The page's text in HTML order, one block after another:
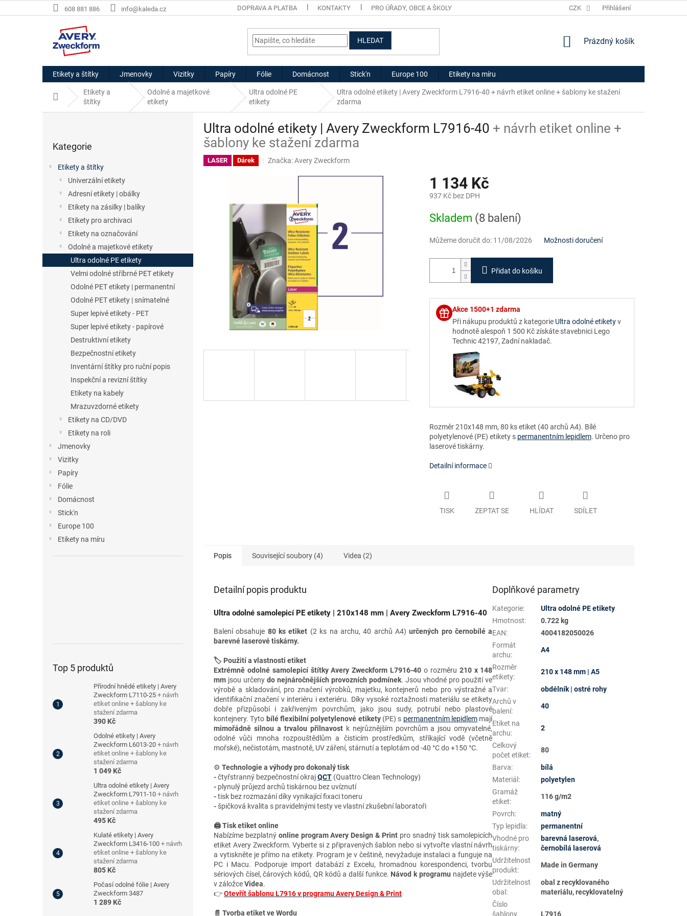
na
608 881 886 info@kaleda.cz DOPRAVA A PLATBA KONTAKTY PRO ÚŘADY, OBCE A ŠKOLY HODNOCENÍ OBCHODU
CZK Přihlášení
HLEDAT
NÁKUPNÍ
Prázdný košík
Etikety a štítky Jmenovky Vizitky Papíry Fólie Domácnost Stick'n Europe 100 Etikety na míru
Domů
Etikety a
štítky
Odolné a majetkové
etikety
Ultra odolné PE
etikety
Ultra odolné etikety | Avery Zweckform L7916-40+ návrh etiket online + šablony ke stažení
zdarma
e
l
kategorie
Kategorie
Etikety a štítky
Univerzální etikety
Adresní etikety | obálky
Etikety na zásilky | balíky
Etikety pro archivaci
Etikety na označování
Odolné a majetkové etikety
Ultra odolné PE etikety
Velmi odolné stříbrné PET etikety
Odolné PET etikety | permanentní
Odolné PET etikety | snímatelné
Super lepivé etikety - PET
Super lepivé etikety - papírové
Destruktivní etikety
Bezpečnostní etikety
Inventární štítky pro ruční popis
Inspekční a revizní štítky
Etikety na kabely
Mrazuvzdorné etikety
Etikety na CD/DVD
Etikety na roli
Jmenovky
Vizitky
Papíry
Fólie
Domácnost
Stick'n
Europe 100
Etikety na míru
Top 5 produktů
Přírodní hnědé etikety | Avery
Zweckform L7110-25 + návrh
etiket online + šablony ke
stažení zdarma
390 Kč
Odolné etikety | Avery
Zweckform L6013-20 + návrh
etiket online + šablony ke
stažení zdarma
1 049 Kč
Ultra odolné etikety | Avery
Zweckform L7911-10 + návrh
etiket online + šablony ke
stažení zdarma
495 Kč
Kulaté etikety | Avery
Zweckform L3416-100 + návrh
etiket online + šablony ke
stažení zdarma
805 Kč
Počasí odolné fólie | Avery
Zweckform 3487
1 289 Kč
Ultra odolné etikety | Avery Zweckform L7916-40 + návrh etiket online +
šablony ke stažení zdarma
LASER Dárek Značka:Avery Zweckform
1 134 Kč
937 Kč bez DPH
cena:
Skladem (8 balení)
Můžeme doručit do: 11/08/2026 Možnosti doručení
Přidat do košíku
Akce 1500+1 zdarma
Při nákupu produktů z kategorie Ultra odolné etiketyv
hodnotě alespoň 1 500 Kč získáte stavebnici Lego
Technic 42197, Zadní nakladač.
Rozměr 210x148 mm, 80 ks etiket (40 archů A4). Bílé
polyetylenové (PE) etikety s permanentním lepidlem. Určeno pro
laserové tiskárny.
Detailní informace
TISK ZEPTAT SE HLÍDAT SDÍLET
Popis Související soubory (4) Videa (2)
Detailní popis produktu
Ultra odolné samolepicí PE etikety | 210x148 mm | Avery Zweckform L7916-40
Balení obsahuje 80 ks etiket (2 ks na archu, 40 archů A4) určených pročernobílé a
barevné laserové tiskárny.
🏷️ Použití a vlastnosti etiket
Extrémně odolné samolepicí štítky Avery Zweckform L7916-40 o rozměru 210 x 148
mm jsou určenydo nejnáročnějších provozních podmínek. Jsou vhodné pro použití ve
výrobě a skladování, pro značení výrobků, majetku, kontejnerů nebo pro výstražné a
identifikační značení v interiéru i exteriéru. Díky vysoké roztažnosti materiálu se etikety
dobře přizpůsobí i zakřiveným povrchům, jako jsou sudy, potrubí nebo plastové
kontejnery. Tyto bílé flexibilní polyetylenové etikety (PE) s permanentním lepidlem mají
mimořádně silnou a trvalou přilnavostk nejrůznějším povrchům a jsou omyvatelné,
odolné vůči mnoha rozpouštědlům a čisticím prostředkům, stříkající vodě (včetně
mořské), nečistotám, mastnotě, UV záření, stárnutí a teplotám od -40 °C do +150 °C.
⚙️ Technologie a výhodypro dokonalý tisk
-čtyřstranný bezpečnostní okrajQCT (Quattro Clean Technology)
- plynulý průjezd archů tiskárnou bez uvíznutí
-tisk bez rozmazání díky vynikající fixaci toneru
- špičková kvalita s pravidelnými testy ve vlastní zkušební laboratoři
🖨️ Tisk etiket online
Nabízíme bezplatnýonline program Avery Design & Print pro snadný tisk samolepicích
etiket Avery Zweckform. Vyberte si z připravených šablon nebo si vytvořte vlastní návrh
a vytiskněte je přímo na etikety. Program je v češtině, nevyžaduje instalaci a funguje na
PC i Macu. Podporuje import databází z Excelu, hromadnou korespondenci, tvorbu
sériových čísel, čárových kódů, QR kódů a další funkce. Návod k programu najdete výše
v záložceVidea.
👉Otevřít šablonu L7916 v programu Avery Design & Print
📄 Tvorba etiket ve Wordu
Doplňkové parametry
Kategorie:
Ultra odolné PE etikety
Hmotnost:
0.722 kg
EAN:
4004182050026
Formát
archu:
A4
Rozměr
etikety:
210 x 148 mm | A5
Tvar:
obdélník | ostré rohy
Archů v
balení:
40
Etiket na
archu:
2
Celkový
počet etiket:
80
Barva:
bílá
Materiál :
polyetylen
Gramáž
etiket:
116 g/m2
Povrch:
matný
Typ lepidla:
permanentní
Vhodné pro
tiskárny:
barevná laserová,
černobílá laserová
Udržitelnost
produkt:
Made in Germany
Udržitelnost
obal :
obal z recyklovaného
materiálu, recyklovatelný
Číslo
šablony
L7916